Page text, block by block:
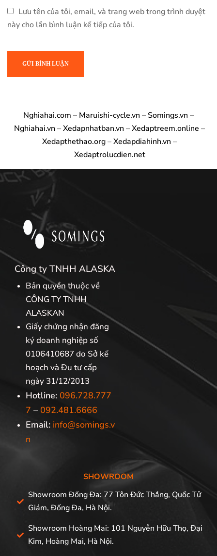
Lưu tên của tôi, email, và trang web trong trình duyệt
này cho lần bình luận kế tiếp của tôi.
Nghiahai.com – Maruishi-cycle.vn – Somings.vn –
Nghiahai.vn –Xedapnhatban.vn –Xedaptreem.online –
Xedapthethao.org–Xedapdiahinh.vn –
Xedaptrolucdien.net
Công ty TNHH ALASKA
Bản quyền thuộc về
CÔNG TY TNHH
ALASKAN
Giấy chứng nhận đăng
ký doanh nghiệp số
0106410687 do Sở kế
hoạch và Đu tư cấp
ngày 31/12/2013
Hotline: 096.728.777
7 – 092.481.6666
Email: info@somings.v
n
SHOWROOM
Showroom Đống Đa: 77 Tôn Đức Thắng, Quốc Tử
Giám, Đống Đa, Hà Nội.
Showroom Hoàng Mai: 101 Nguyễn Hữu Thọ, Đại
Kim, Hoàng Mai, Hà Nội.